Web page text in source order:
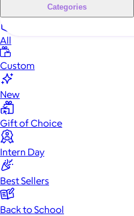
Categories
All
Custom
New
Gift of Choice
Intern Day
Best Sellers
Back to School